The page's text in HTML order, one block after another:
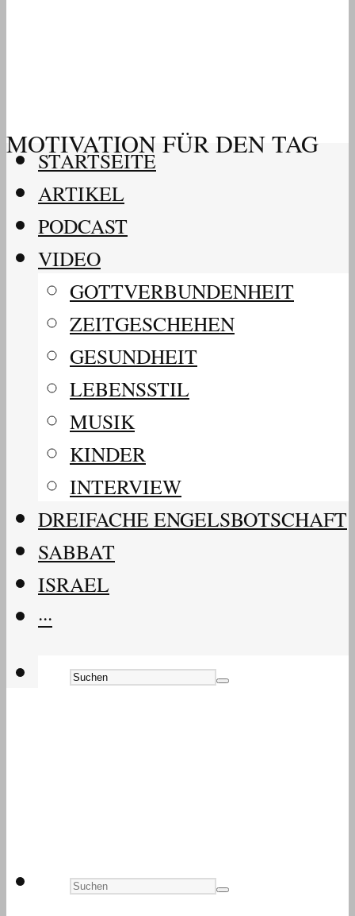
MOTIVATION FÜR DEN TAG
STARTSEITE
ARTIKEL
PODCAST
VIDEO
GOTTVERBUNDENHEIT
ZEITGESCHEHEN
GESUNDHEIT
LEBENSSTIL
MUSIK
KINDER
INTERVIEW
DREIFACHE ENGELSBOTSCHAFT
SABBAT
ISRAEL
···